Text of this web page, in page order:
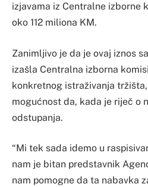
izjavama iz Centralne izborne
oko 112 miliona KM.
Zanimljivo je da je ovaj iznos
izašla Centralna izborna
konkretnog istraživanja
mogućnost da, kada je riječ o
odstupanja.
“Mi tek sada idemo u
nam je bitan predstavnik
nam pomogne da ta nabavka